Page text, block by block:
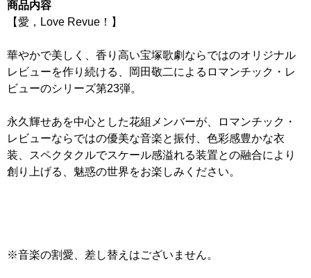
商品内容
【愛，Love Revue！】
華やかで美しく、香り高い宝塚歌劇ならではのオリジナル
レビューを作り続ける、岡田敬二によるロマンチック・レ
ビューのシリーズ第23弾。
永久輝せあを中心とした花組メンバーが、ロマンチック・
レビューならではの優美な音楽と振付、色彩感豊かな衣
装、スペクタクルでスケール感溢れる装置との融合により
創り上げる、魅惑の世界をお楽しみください。
※音楽の割愛、差し替えはございません。